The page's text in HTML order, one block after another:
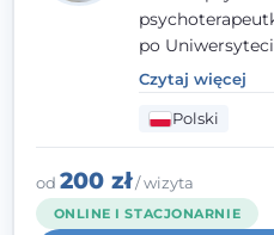
po
dorosłymi,
pomoc na
potrzeb i więzi
Terapia to dla
którym
zrozumiany.
Czytaj więcej
Polski
od 200 zł/ wizyta
ONLINE I STACJONARNIE